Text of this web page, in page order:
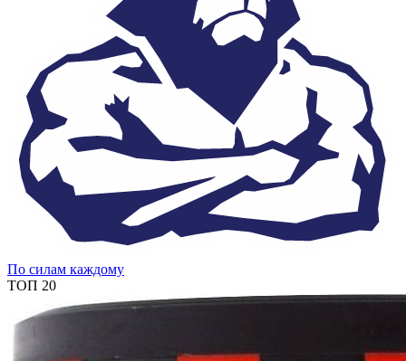
По силам каждому
ТОП 20